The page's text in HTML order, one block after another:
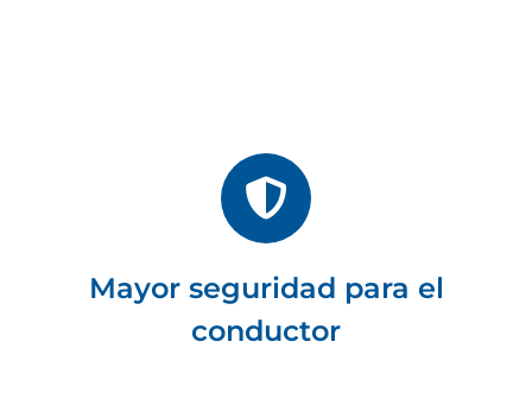
Mayor seguridad para el
conductor